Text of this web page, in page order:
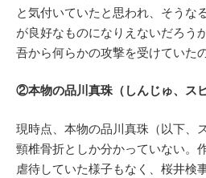
と気付いていたと思われ、そうな
が良好なものになりえないだろう
吾から何らかの攻撃を受けていた
②本物の品川真珠（しんじゅ、ス
現時点、本物の品川真珠（以下、
頸椎骨折としか分かっていない。
虐待していた様子もなく、桜井検